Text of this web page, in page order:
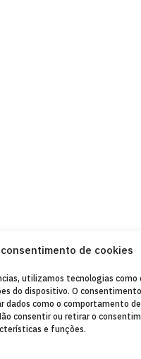
de cookies
utilizamos tecnologias como
do dispositivo. O
dados como o comportamento
consentir ou retirar o
e funções.